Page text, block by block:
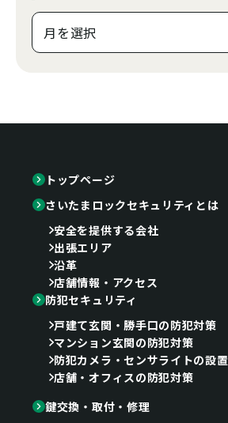
トップページ
さいたまロックセキュリティとは
安全を提供する会社
出張エリア
沿革
店舗情報・アクセス
防犯セキュリティ
戸建て玄関・勝手口の防犯対策
マンション玄関の防犯対策
防犯カメラ・センサライトの設置
店舗・オフィスの防犯対策
鍵交換・取付・修理